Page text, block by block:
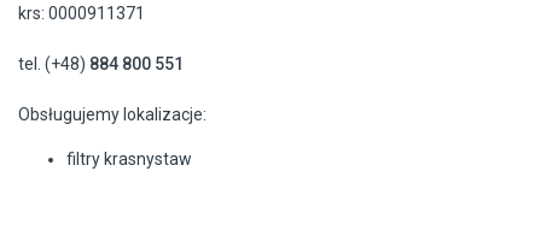
krs: 0000911371
tel. (+48) 884 800 551
Obsługujemy lokalizacje:
filtry krasnystaw